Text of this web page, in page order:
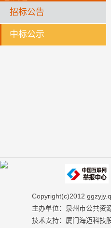
招标公告
中标公示
Copyright(c)2012
主办单位：泉州市公共
技术支持：厦门海迈科